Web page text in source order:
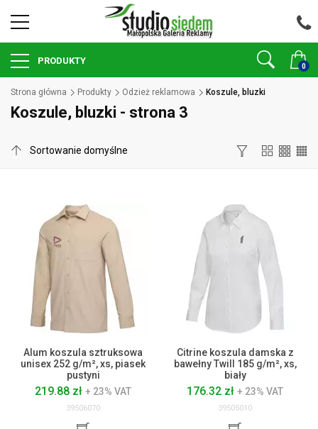
0
PRODUKTY
Strona główna Produkty Odzież reklamowa Koszule, bluzki
Koszule, bluzki - strona 3
Alum koszula sztruksowa
unisex 252 g/m², xs, piasek
pustyni
219.88 zł + 23% VAT
39506070
Citrine koszula damska z
bawełny Twill 185 g/m², xs,
biały
176.32 zł + 23% VAT
39505010